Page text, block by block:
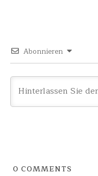
Abonnieren
0 COMMENTS